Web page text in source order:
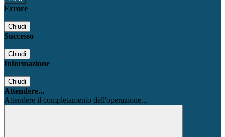
Errore
Chiudi
Successo
Chiudi
Informazione
Chiudi
Attendere...
Attendere il completamento dell'operazione...